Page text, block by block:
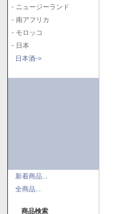
- ニュージーランド
- 南アフリカ
- モロッコ
- 日本
日本酒->
新着商品...
全商品...
商品検索